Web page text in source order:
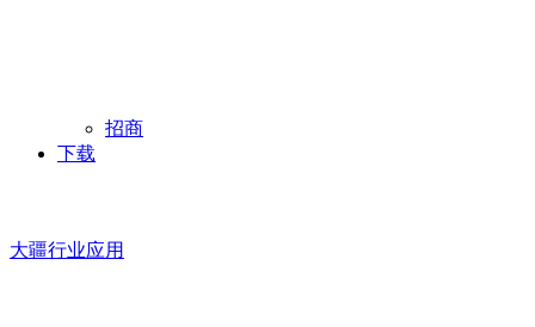
招商
下载
大疆行业应用